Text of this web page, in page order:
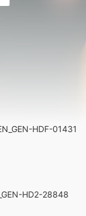
HDF-01431
HD2-28848